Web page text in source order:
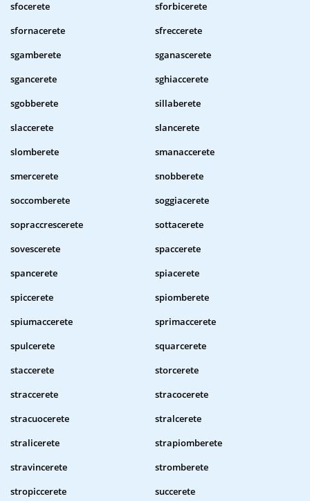
sfocerete
sforbicerete
sfornacerete
sfreccerete
sgamberete
sganascerete
sgancerete
sghiaccerete
sgobberete
sillaberete
slaccerete
slancerete
slomberete
smanaccerete
smercerete
snobberete
soccomberete
soggiacerete
sopraccrescerete
sottacerete
sovescerete
spaccerete
spancerete
spiacerete
spiccerete
spiomberete
spiumaccerete
sprimaccerete
spulcerete
squarcerete
staccerete
storcerete
straccerete
stracocerete
stracuocerete
stralcerete
stralicerete
strapiomberete
stravincerete
stromberete
stropiccerete
succerete